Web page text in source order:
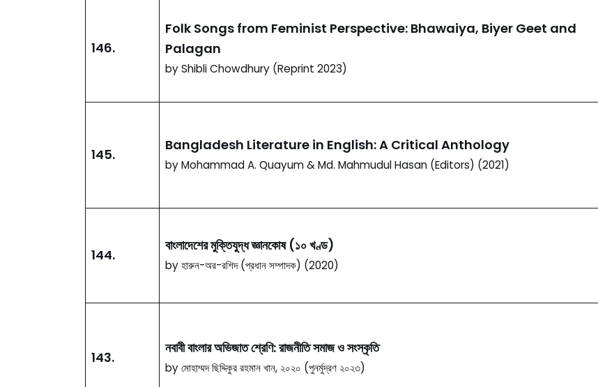
146.
Folk Songs from Feminist Perspective: Bhawaiya, Biyer Geet and
Palagan
by Shibli Chowdhury (Reprint 2023)
145.
Bangladesh Literature in English: A Critical Anthology
by Mohammad A. Quayum & Md. Mahmudul Hasan (Editors) (2021)
144.
বাংলাদেশের মুক্তিযুদ্ধ জ্ঞানকোষ (১০ খণ্ড)
by হারুন-অর-রশিদ (প্রধান সম্পাদক) (2020)
143.
নবাবী বাংলার অভিজাত শ্রেণি: রাজনীতি সমাজ ও সংস্কৃতি
by মোহাম্মদ ছিদ্দিকুর রহমান খান, ২০২০ (পুনর্মুদ্রণ ২০২৩)